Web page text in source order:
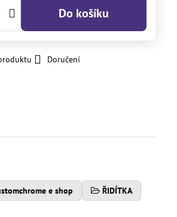
Do košíku
Doručení
e shop ŘIDÍTKA